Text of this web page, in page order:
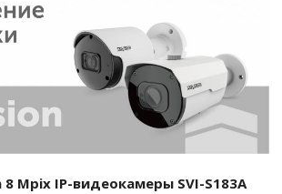
Mpix IP-видеокамеры SVI-S183A